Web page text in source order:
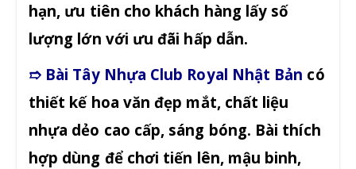
hạn, ưu tiên cho khách hàng lấy số
lượng lớn với ưu đãi hấp dẫn.
➱ Bài Tây Nhựa Club Royal Nhật Bản có
thiết kế hoa văn đẹp mắt, chất liệu
nhựa dẻo cao cấp, sáng bóng. Bài thích
hợp dùng để chơi tiến lên, mậu binh,